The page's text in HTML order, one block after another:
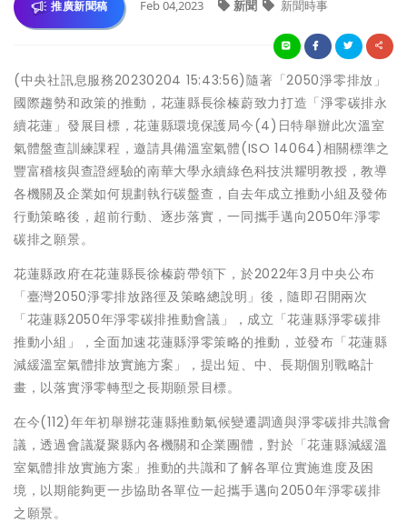
推廣新聞稿 Feb 04,2023 新聞 新聞時事
(中央社訊息服務20230204 15:43:56)隨著「2050淨零排放」
國際趨勢和政策的推動，花蓮縣長徐榛蔚致力打造「淨零碳排永
續花蓮」發展目標，花蓮縣環境保護局今(4)日特舉辦此次溫室
氣體盤查訓練課程，邀請具備溫室氣體(ISO 14064)相關標準之
豐富稽核與查證經驗的南華大學永續綠色科技洪耀明教授，教導
各機關及企業如何規劃執行碳盤查，自去年成立推動小組及發佈
行動策略後，超前行動、逐步落實，一同攜手邁向2050年淨零
碳排之願景。
花蓮縣政府在花蓮縣長徐榛蔚帶領下，於2022年3月中央公布
「臺灣2050淨零排放路徑及策略總說明」後，隨即召開兩次
「花蓮縣2050年淨零碳排推動會議」，成立「花蓮縣淨零碳排
推動小組」，全面加速花蓮縣淨零策略的推動，並發布「花蓮縣
減緩溫室氣體排放實施方案」，提出短、中、長期個別戰略計
畫，以落實淨零轉型之長期願景目標。
在今(112)年年初舉辦花蓮縣推動氣候變遷調適與淨零碳排共識會
議，透過會議凝聚縣內各機關和企業團體，對於「花蓮縣減緩溫
室氣體排放實施方案」推動的共識和了解各單位實施進度及困
境，以期能夠更一步協助各單位一起攜手邁向2050年淨零碳排
之願景。